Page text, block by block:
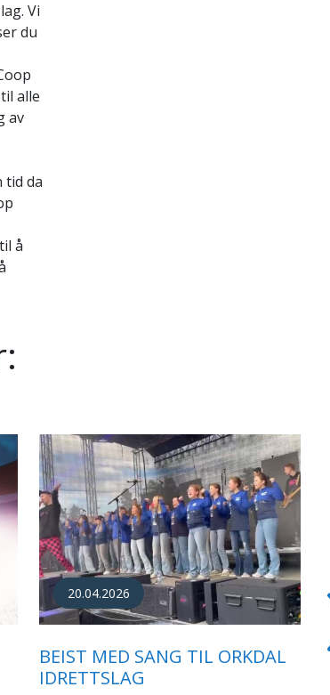
Vi
du
alle
av
tid da
å
30.12.2025
GODT NYTT ÅR ALLE
IDRETTSVENNER!